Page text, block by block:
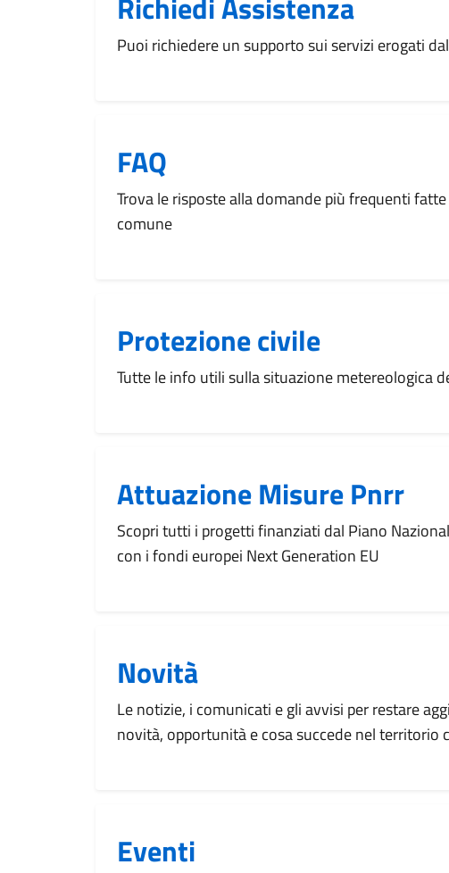
Puoi richiedere un supporto sui servizi erogati
FAQ
Trova le risposte alla domande più frequenti
comune
Protezione civile
Tutte le info utili sulla situazione metereologica
Attuazione Misure Pnrr
Scopri tutti i progetti finanziati dal Piano
con i fondi europei Next Generation EU
Novità
Le notizie, i comunicati e gli avvisi per restare
novità, opportunità e cosa succede nel territorio
Eventi